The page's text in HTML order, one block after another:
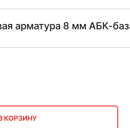
арматура 8 мм АБК-
КОРЗИНУ